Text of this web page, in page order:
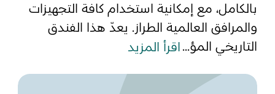
بالكامل، مع إمكانية استخدام كافة التجهيزات
والمرافق العالمية الطراز. يعدّ هذا الفندق
التاريخي المؤ...اقرأ المزيد